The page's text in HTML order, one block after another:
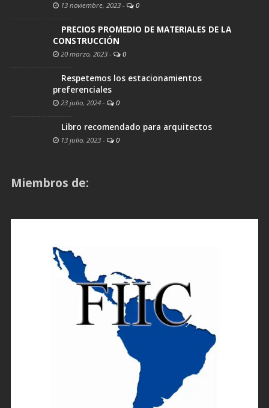
13 noviembre, 2023 - 0
PRECIOS PROMEDIO DE MATERIALES DE LA
CONSTRUCCIÓN
20 marzo, 2023 - 0
Respetemos los estacionamientos
preferenciales
23 julio, 2024 - 0
Libro recomendado para arquitectos
13 julio, 2023 - 0
Miembros de: